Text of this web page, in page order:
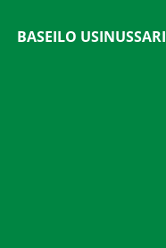
BASEILO USINUSSARI